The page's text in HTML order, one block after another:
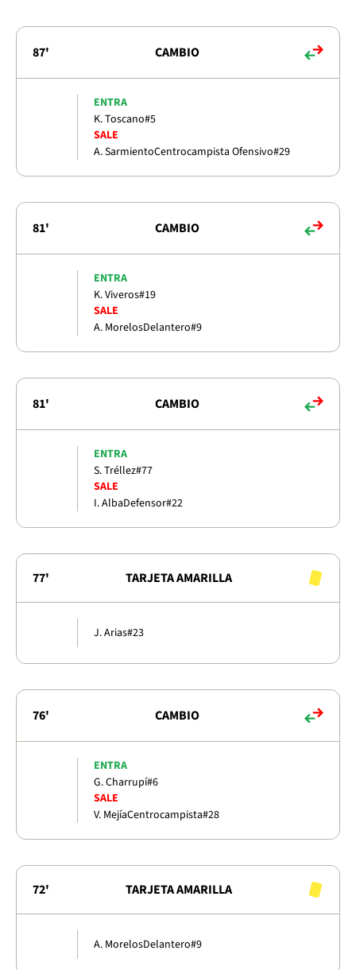
87' CAMBIO
ENTRA
K. Toscano#5
SALE
A. SarmientoCentrocampista Ofensivo#29
81' CAMBIO
ENTRA
K. Viveros#19
SALE
A. MorelosDelantero#9
81' CAMBIO
ENTRA
S. Tréllez#77
SALE
I. AlbaDefensor#22
77' TARJETA AMARILLA
J. Arias#23
76' CAMBIO
ENTRA
G. Charrupí#6
SALE
V. MejíaCentrocampista#28
72' TARJETA AMARILLA
A. MorelosDelantero#9